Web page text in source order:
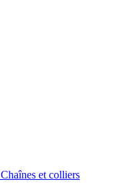
Chaînes et colliers